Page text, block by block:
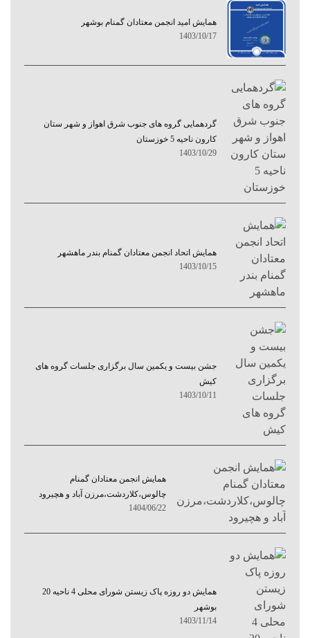
همایش امید انجمن معتادان گمنام بوشهر
1403/10/17
گردهمایی گروه های جنوب شرق اهواز و شهر ستان
کارون ناحیه 5 خوزستان
1403/10/29
همایش اتحاد انجمن معتادان گمنام بندر ماهشهر
1403/10/15
جشن بیست و یکمین سال برگزاری جلسات گروه های
کیش
1403/10/11
همایش انجمن معتادان گمنام
چالوس،کلاردشت،مرزن آباد و هچیرود
1404/06/22
همایش دو روزه پاک زیستن شورای محلی 4 ناحیه 20
بوشهر
1403/11/14